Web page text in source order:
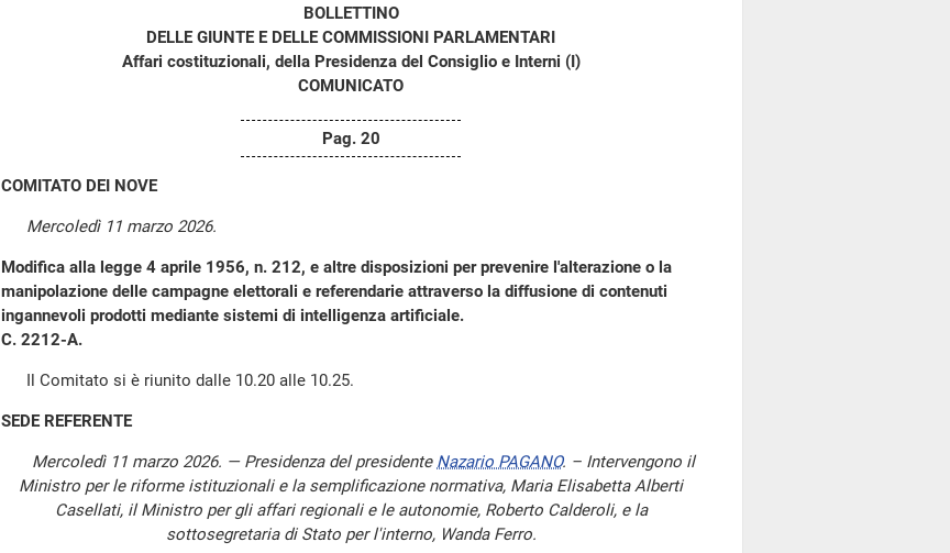
BOLLETTINO
DELLE GIUNTE E DELLE COMMISSIONI PARLAMENTARI
Affari costituzionali, della Presidenza del Consiglio e Interni (I)
COMUNICATO
Pag. 20
COMITATO DEI NOVE
Mercoledì 11 marzo 2026.
Modifica alla legge 4 aprile 1956, n. 212, e altre disposizioni per prevenire l'alterazione o la
manipolazione delle campagne elettorali e referendarie attraverso la diffusione di contenuti
ingannevoli prodotti mediante sistemi di intelligenza artificiale.
C. 2212-A.
Il Comitato si è riunito dalle 10.20 alle 10.25.
SEDE REFERENTE
Mercoledì 11 marzo 2026. — Presidenza del presidente Nazario PAGANO. – Intervengono il
Ministro per le riforme istituzionali e la semplificazione normativa, Maria Elisabetta Alberti
Casellati, il Ministro per gli affari regionali e le autonomie, Roberto Calderoli, e la
sottosegretaria di Stato per l'interno, Wanda Ferro.